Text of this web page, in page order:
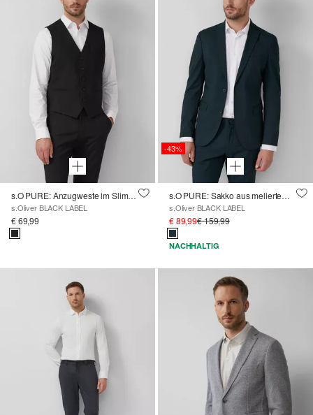
s.O PURE: Anzugweste im Slim Fit
s.Oliver BLACK LABEL
€ 69,99
-43%
s.O PURE: Sakko aus meliertem Stretch-Twill
s.Oliver BLACK LABEL
€ 89,99€ 159,99
NACHHALTIG